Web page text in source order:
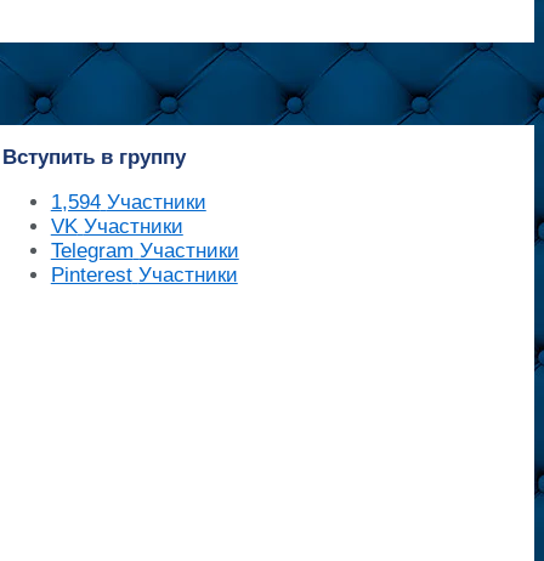
Вступить в группу
1,594 Участники
VK Участники
Telegram Участники
Pinterest Участники